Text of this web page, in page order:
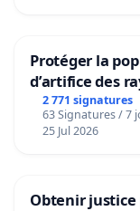
Protéger la
d’artifice des
2 771 signatures
63 Signatures / 7
25 Jul 2026
Obtenir justice